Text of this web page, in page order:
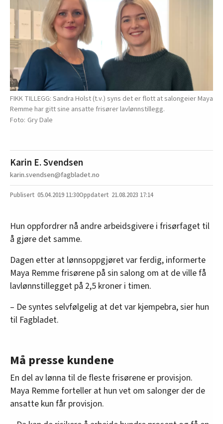
FIKK TILLEGG: Sandra Holst (t.v.) syns det er flott at salongeier Maya
Remme har gitt sine ansatte frisører lavlønnstillegg.
Gry Dale
Karin E. Svendsen
karin.svendsen@fagbladet.no
05.04.2019 11:30 21.08.2023 17:14
Hun oppfordrer nå andre arbeidsgivere i frisørfaget til
å gjøre det samme.
Dagen etter at lønnsoppgjøret var ferdig, informerte
Maya Remme frisørene på sin salong om at de ville få
lavlønnstillegget på 2,5 kroner i timen.
– De syntes selvfølgelig at det var kjempebra, sier hun
til Fagbladet.
Må presse kundene
En del av lønna til de fleste frisørene er provisjon.
Maya Remme forteller at hun vet om salonger der de
ansatte kun får provisjon.